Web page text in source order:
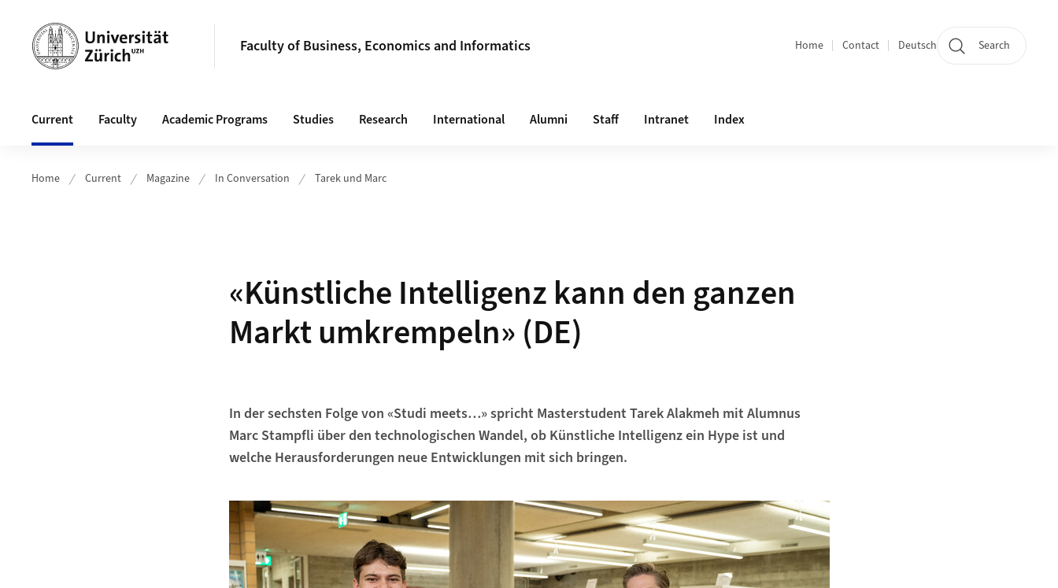
Faculty of Business, Economics and Informatics
Section navigation
Home Contact Deutsch Search
Current Faculty Academic Programs Studies Research International Alumni Staff Intranet Index
Home Current Magazine In Conversation Tarek und Marc
«Künstliche Intelligenz kann den ganzen
Markt umkrempeln» (DE)
In der sechsten Folge von «Studi meets…» spricht Masterstudent Tarek Alakmeh mit Alumnus
Marc Stampfli über den technologischen Wandel, ob Künstliche Intelligenz ein Hype ist und
welche Herausforderungen neue Entwicklungen mit sich bringen.